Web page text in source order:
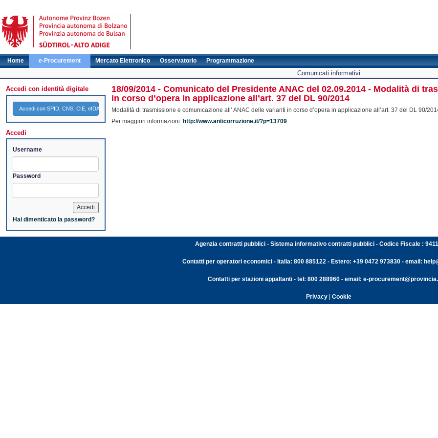
Home e-Procurement Mercato Elettronico Osservatorio Programmazione
Comunicati informativi
Accedi con identità digitale
Accedi con SPID, CNS, CIE, eIDAS
Accedi
Username
Password
Hai dimenticato la password?
18/09/2014 - Comunicato del Presidente ANAC del 02.09.2014 - Modalità di
in corso d’opera in applicazione all’art. 37 del DL 90/2014
Modalità di trasmissione e comunicazione all’ ANAC delle varianti in corso d’opera in applicazione all’art. 37 del DL 90/
Per maggiori informazioni: http://www.anticorruzione.it/?p=13709
Agenzia contratti pubblici - Sistema informativo contratti pubblici - Codice Fiscale :
Contatti per operatori economici - Italia: 800 885122 - Estero: +39 0472 973830 - email:
Contatti per stazioni appaltanti - tel: 800 288960 - email: e-
Privacy| Cookie